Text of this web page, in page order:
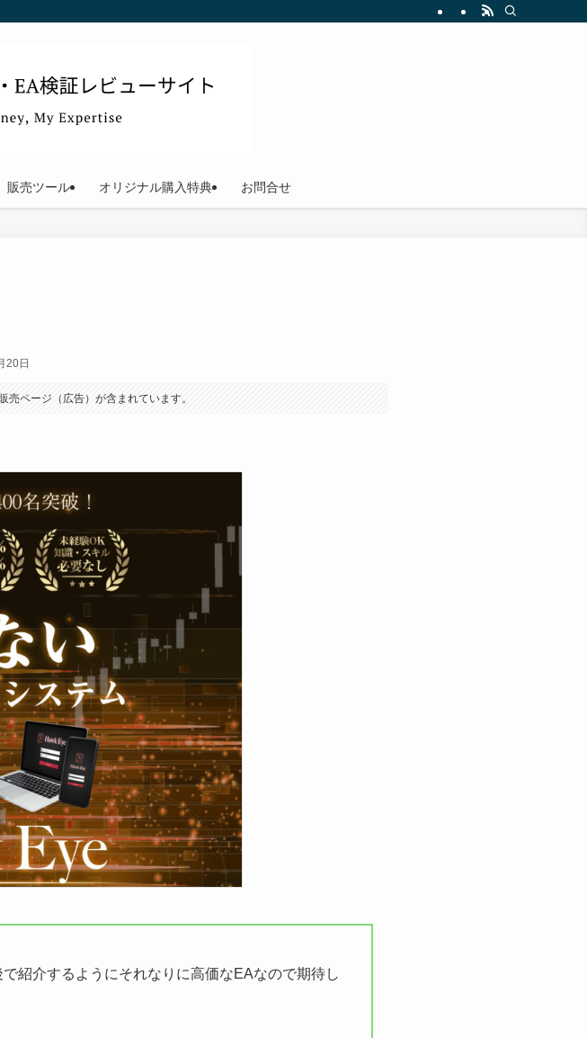
グ化している当サイトをご利用ください
販売ツール オリジナル購入特典 お問合せ
20日
ページ（広告）が含まれています。
紹介するようにそれなりに高価なEAなので期待し